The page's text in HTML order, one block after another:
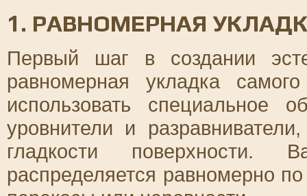
1. РАВНОМЕРНАЯ
Первый шаг в создании
равномерная укладка
использовать специальное
уровнители и
гладкости поверхности.
распределяется равномерно